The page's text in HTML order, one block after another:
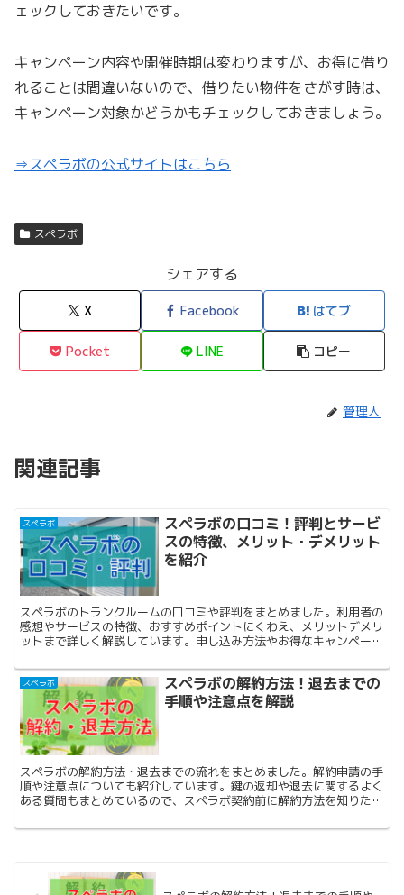
ェックしておきたいです。
キャンペーン内容や開催時期は変わりますが、お得に借り
れることは間違いないので、借りたい物件をさがす時は、
キャンペーン対象かどうかもチェックしておきましょう。
⇒スペラボの公式サイトはこちら
スペラボ
シェアする
X Facebook はてブ
Pocket LINE コピー
管理人
関連記事
スペラボ
スペラボの口コミ！評判とサービ
スの特徴、メリット・デメリット
を紹介
スペラボのトランクルームの口コミや評判をまとめました。利用者の
感想やサービスの特徴、おすすめポイントにくわえ、メリットデメリ
ットまで詳しく解説しています。申し込み方法やお得なキャンペーン
い。
スペラボ
スペラボの解約方法！退去までの
手順や注意点を解説
スペラボの解約方法・退去までの流れをまとめました。解約申請の手
順や注意点についても紹介しています。鍵の返却や退去に関するよく
ある質問もまとめているので、スペラボ契約前に解約方法を知りたい